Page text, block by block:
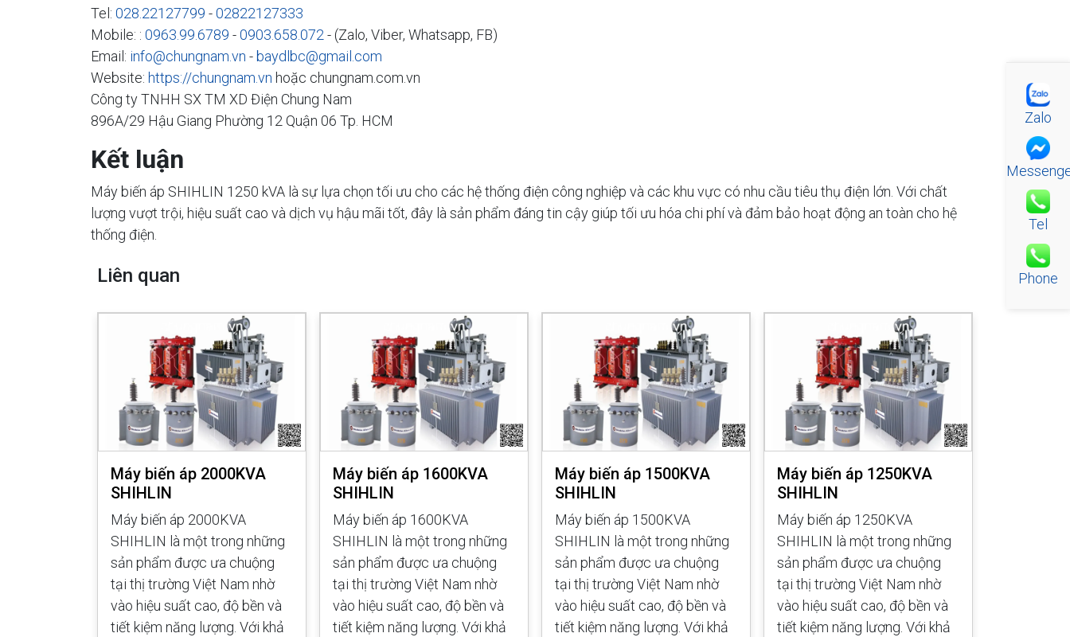
Tel: 028.22127799 -02822127333
Mobile: : 0963.99.6789 -0903.658.072 - (Zalo, Viber, Whatsapp, FB)
Email: info@chungnam.vn -baydlbc@gmail.com
Website: https://chungnam.vn hoặc chungnam.com.vn
Công ty TNHH SX TM XD Điện Chung Nam
896A/29 Hậu Giang Phường 12 Quận 06 Tp. HCM
Kết luận
Máy biến áp SHIHLIN 1250 kVA là sự lựa chọn tối ưu cho các hệ thống điện công nghiệp và các khu vực có nhu cầu tiêu thụ điện lớn. Với chất
lượng vượt trội, hiệu suất cao và dịch vụ hậu mãi tốt, đây là sản phẩm đáng tin cậy giúp tối ưu hóa chi phí và đảm bảo hoạt động an toàn cho hệ
thống điện.
Liên quan
Máy biến áp 2000KVA
SHIHLIN
Máy biến áp 2000KVA
SHIHLIN là một trong những
sản phẩm được ưa chuộng
tại thị trường Việt Nam nhờ
vào hiệu suất cao, độ bền và
tiết kiệm năng lượng. Với khả
Máy biến áp 1600KVA
SHIHLIN
Máy biến áp 1600KVA
SHIHLIN là một trong những
sản phẩm được ưa chuộng
tại thị trường Việt Nam nhờ
vào hiệu suất cao, độ bền và
tiết kiệm năng lượng. Với khả
Máy biến áp 1500KVA
SHIHLIN
Máy biến áp 1500KVA
SHIHLIN là một trong những
sản phẩm được ưa chuộng
tại thị trường Việt Nam nhờ
vào hiệu suất cao, độ bền và
tiết kiệm năng lượng. Với khả
Máy biến áp 1250KVA
SHIHLIN
Máy biến áp 1250KVA
SHIHLIN là một trong những
sản phẩm được ưa chuộng
tại thị trường Việt Nam nhờ
vào hiệu suất cao, độ bền và
tiết kiệm năng lượng. Với khả
Zalo
Tel
Phone